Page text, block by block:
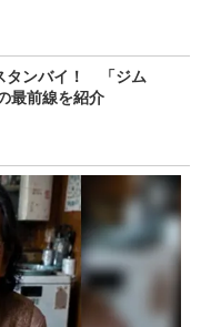
タンバイ！ 「ジム
最前線を紹介